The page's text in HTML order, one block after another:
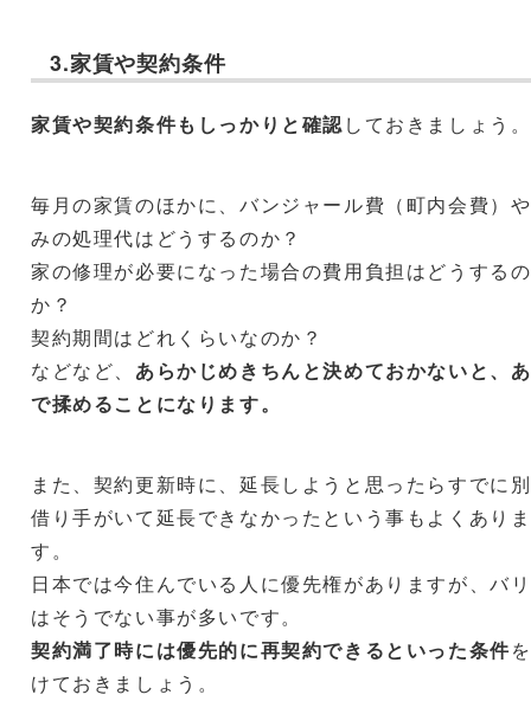
3.家賃や契約条件
家賃や契約条件もしっかりと確認 しておきましょう。
毎月の家賃のほかに、バンジャール費（町内会費）
みの処理代はどうするのか？
家の修理が必要になった場合の費用負担はどうするの
か？
契約期間はどれくらいなのか？
などなど、 あらかじめきちんと決めておかないと、
で揉めることになります。
また、契約更新時に、延長しようと思ったらすでに
借り手がいて延長できなかったという事もよくありま
す。
日本では今住んでいる人に優先権がありますが、バ
はそうでない事が多いです。
契約満了時には優先的に再契約できるといった条件
けておきましょう。